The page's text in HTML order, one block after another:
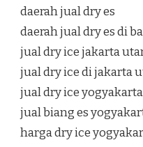
daerah jual dry es
daerah jual dry es di
jual dry ice jakarta
jual dry ice di jakarta
jual dry ice yogyakarta
jual biang es
harga dry ice